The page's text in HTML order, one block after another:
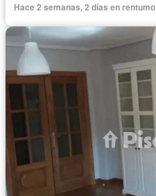
Hace 2 semanas, 2 días en rentumo